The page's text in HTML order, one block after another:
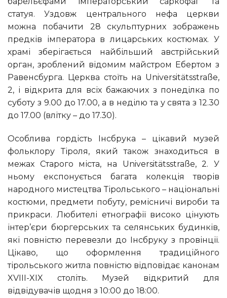
статуя. Уздовж центрального нефа церкви
можна побачити 28 скульптурних зображень
предків імператора в лицарських костюмах. У
храмі зберігається найбільший австрійський
орган, зроблений відомим майстром Ебертом з
Равенсбурга. Церква стоїть на Universitätsstraße,
2, і відкрита для всіх бажаючих з понеділка по
суботу з 9.00 до 17.00, а в неділю та у свята з 12.30
до 17.00 (влітку – до 17.30).
Особлива гордість Інсбрука – цікавий музей
фольклору Тіроля, який також знаходиться в
межах Старого міста, на Universitätsstraße, 2. У
ньому експонується багата колекція творів
народного мистецтва Тірольського – національні
костюми, предмети побуту, ремісничі вироби та
прикраси. Любителі етнографії високо цінують
інтер’єри бюргерських та селянських будинків,
які повністю перевезли до Інсбруку з провінції.
Цікаво, що оформлення традиційного
тірольського житла повністю відповідає канонам
XVIII-XIX століть. Музей відкритий для
відвідувачів щодня з 10:00 до 18:00.